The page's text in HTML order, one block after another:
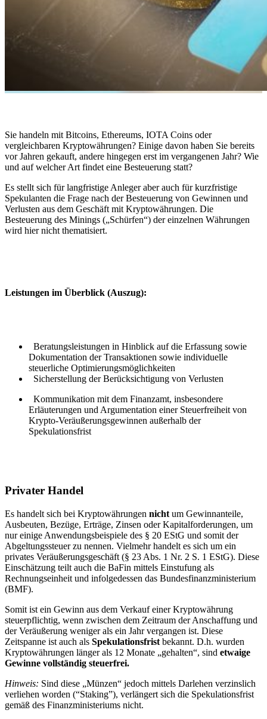
Sie handeln mit Bitcoins, Ethereums, IOTA Coins oder
vergleichbaren Kryptowährungen? Einige davon haben Sie bereits
vor Jahren gekauft, andere hingegen erst im vergangenen Jahr? Wie
und auf welcher Art findet eine Besteuerung statt?
Es stellt sich für langfristige Anleger aber auch für kurzfristige
Spekulanten die Frage nach der Besteuerung von Gewinnen und
Verlusten aus dem Geschäft mit Kryptowährungen. Die
Besteuerung des Minings („Schürfen“) der einzelnen Währungen
wird hier nicht thematisiert.
Leistungen im Überblick (Auszug):
Beratungsleistungen in Hinblick auf die Erfassung sowie
Dokumentation der Transaktionen sowie individuelle
steuerliche Optimierungsmöglichkeiten
Sicherstellung der Berücksichtigung von Verlusten
Kommunikation mit dem Finanzamt, insbesondere
Erläuterungen und Argumentation einer Steuerfreiheit von
Krypto-Veräußerungsgewinnen außerhalb der
Spekulationsfrist
Privater Handel
Es handelt sich bei Kryptowährungen nicht um Gewinnanteile,
Ausbeuten, Bezüge, Erträge, Zinsen oder Kapitalforderungen, um
nur einige Anwendungsbeispiele des § 20 EStG und somit der
Abgeltungssteuer zu nennen. Vielmehr handelt es sich um ein
privates Veräußerungsgeschäft (§ 23 Abs. 1 Nr. 2 S. 1 EStG). Diese
Einschätzung teilt auch die BaFin mittels Einstufung als
Rechnungseinheit und infolgedessen das Bundesfinanzministerium
(BMF).
Somit ist ein Gewinn aus dem Verkauf einer Kryptowährung
steuerpflichtig, wenn zwischen dem Zeitraum der Anschaffung und
der Veräußerung weniger als ein Jahr vergangen ist. Diese
Zeitspanne ist auch als Spekulationsfrist bekannt. D.h. wurden
Kryptowährungen länger als 12 Monate „gehalten“, sind etwaige
Gewinne vollständig steuerfrei.
Hinweis: Sind diese „Münzen“ jedoch mittels Darlehen verzinslich
verliehen worden (“Staking”), verlängert sich die Spekulationsfrist
gemäß des Finanzministeriums nicht.